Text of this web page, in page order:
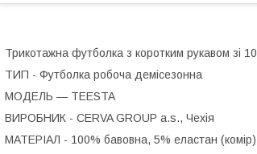
Трикотажна футболка з коротким рукавом зі
ТИП - Футболка робоча демісезонна
МОДЕЛЬ — TEESTA
ВИРОБНИК - CERVA GROUP a.s., Чехія
МАТЕРІАЛ - 100% бавовна, 5% еластан (комір)